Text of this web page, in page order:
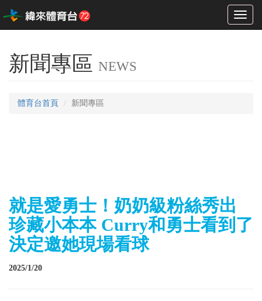
Toggle
新聞專區 NEWS
體育台首頁 新聞專區
就是愛勇士！奶奶級粉絲秀出
珍藏小本本 Curry和勇士看到了
決定邀她現場看球
2025/1/20